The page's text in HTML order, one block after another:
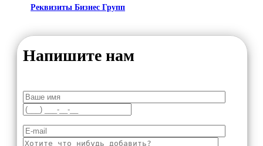
Реквизиты Бизнес Групп
Напишите нам